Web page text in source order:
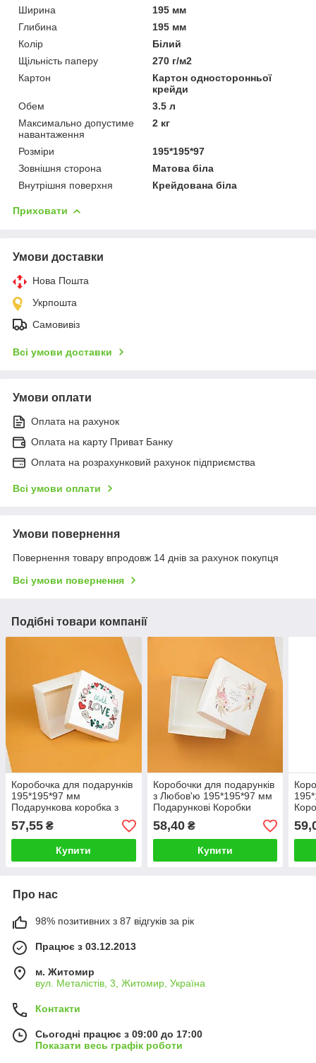
Ширина
195 мм
Глибина
195 мм
Колір
Білий
Щільність паперу
270 г/м2
Картон
Картон односторонньої
крейди
Обем
3.5 л
Максимально допустиме
навантаження
2 кг
Розміри
195*195*97
Зовнішня сторона
Матова біла
Внутрішня поверхня
Крейдована біла
Приховати
Умови доставки
Нова Пошта
Укрпошта
Самовивіз
Всі умови доставки
Умови оплати
Оплата на рахунок
Оплата на карту Приват Банку
Оплата на розрахунковий рахунок підприємства
Всі умови оплати
Умови повернення
Повернення товару впродовж 14 днів за рахунок покупця
Всі умови повернення
Подібні товари компанії
Коробочка для подарунків
195*195*97 мм
Подарункова коробка з
любов'ю "With Love"
57,55 ₴
Купити
Коробочки для подарунків
з Любов'ю 195*195*97 мм
Подарункові Коробки
серце
58,40₴
Купити
Про нас
98% позитивних з 87 відгуків за рік
Працює з 03.12.2013
м. Житомир
вул. Металістів, 3, Житомир, Україна
Контакти
Сьогодні працює з 09:00 до 17:00
Показати весь графік роботи